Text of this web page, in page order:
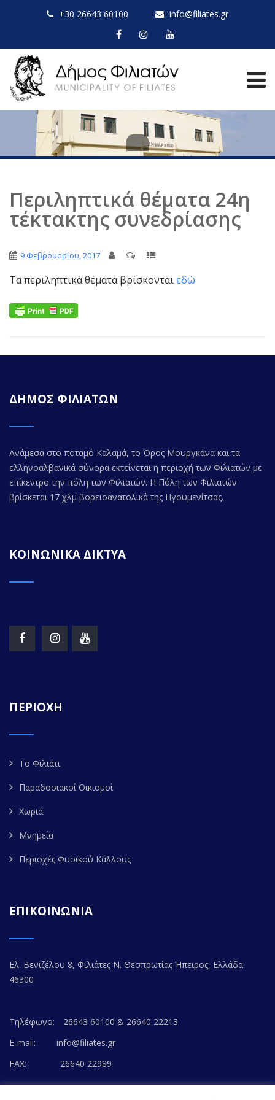
+30 26643 60100 info@filiates.gr
Περιληπτικά θέματα 24η
τέκτακτης συνεδρίασης
9 Φεβρουαρίου, 2017
Τα περιληπτικά θέματα βρίσκονταιεδώ
ΔΗΜΟΣ ΦΙΛΙΑΤΩΝ
Ανάμεσα στο ποταμό Καλαμά, το Όρος Μουργκάνα και τα
ελληνοαλβανικά σύνορα εκτείνεται η περιοχή των Φιλιατών με
επίκεντρο την πόλη των Φιλιατών. Η Πόλη των Φιλιατών
βρίσκεται 17 χλμ βορειοανατολικά της Ηγουμενίτσας.
ΚΟΙΝΩΝΙΚΑ ΔΙΚΤΥΑ
ΠΕΡΙΟΧΗ
Το Φιλιάτι
Παραδοσιακοί Οικισμοί
Χωριά
Μνημεία
Περιοχές Φυσικού Κάλλους
ΕΠΙΚΟΙΝΩΝΙΑ
Ελ. Βενιζέλου 8, Φιλιάτες Ν. Θεσπρωτίας Ήπειρος, Ελλάδα
46300
Τηλέφωνο:
26643 60100 & 26640 22213
E-mail:
info@filiates.gr
FAX:
26640 22989